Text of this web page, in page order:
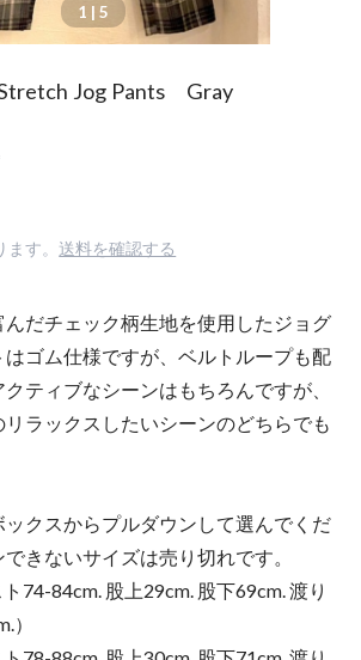
1 | 5
Jog Pants Gray
す。 送料を確認する
んだチェック柄生地を使用したジョグ
ゴム仕様ですが、ベルトループも配
ティブなシーンはもちろんですが、
ラックスしたいシーンのどちらでも
クスからプルダウンして選んでくだ
きないサイズは売り切れです。
74-84cm. 股上29cm. 股下69cm. 渡り
）